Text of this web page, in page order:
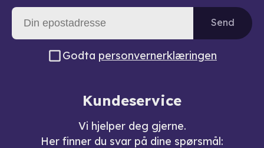
Send
Godta personvernerklæringen
Kundeservice
Vi hjelper deg gjerne.
Her finner du svar på dine spørsmål: